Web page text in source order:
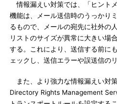
情報漏えい対策では、「ヒント
機能は、メール送信時のうっかり
るもので、メールの宛先に社外の
リストのサイズが異常に大きい場
する。これにより、送信する前に
ェックし、送信エラーや誤送信の
また、より強力な情報漏えい対
Directory Rights Management